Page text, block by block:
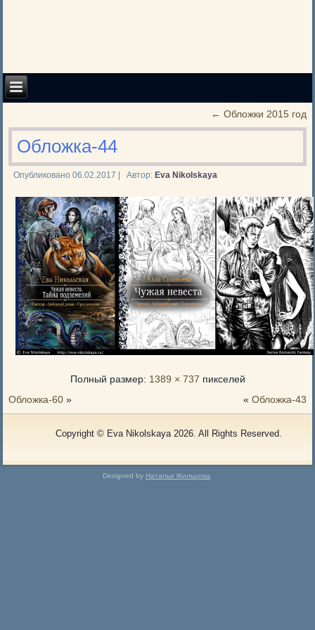
← Обложки 2015 год
Обложка-44
Опубликовано 06.02.2017 Автор: Eva Nikolskaya
Полный размер: 1389 × 737 пикселей
Обложка-60 » « Обложка-43
Copyright © Eva Nikolskaya 2026. All Rights Reserved.
Designed by Наталья Жильцова